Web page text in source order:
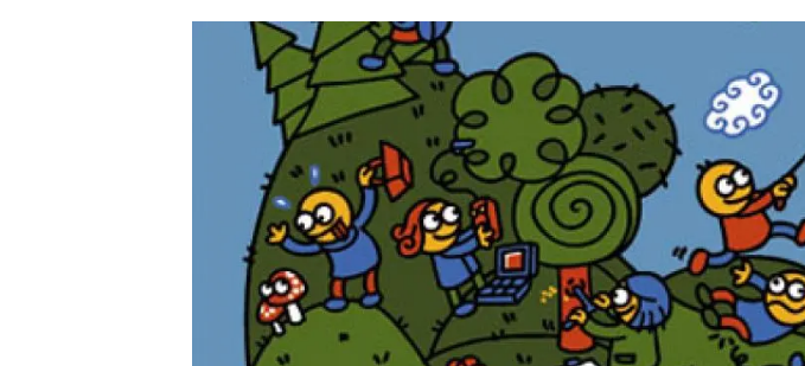
Equidad, Diversidad e Inclusión (EDI)
Ciencia abierta y gestión del conocimiento
Publicaciones
Synthesis Actions